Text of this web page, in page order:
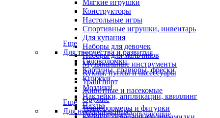
Мягкие игрушки
Конструкторы
Настольные игры
Спортивные игрушки, инвентарь
Для купания
Наборы для девочек
Наборы для мальчиков
Музыкальные инструменты
Куклы, пупсы и аксессуары
Транспорт
Животные и насекомые
Оружие
Трансформеры и фигурки
Еще
Для творчества и развития
Головоломки
Картины, гравюры, фрески
Книжки
Мозаики
Наклейки, аппликации, квиллинг
Пазлы
Развивающие, обучающие
Еще
Для новорожденных